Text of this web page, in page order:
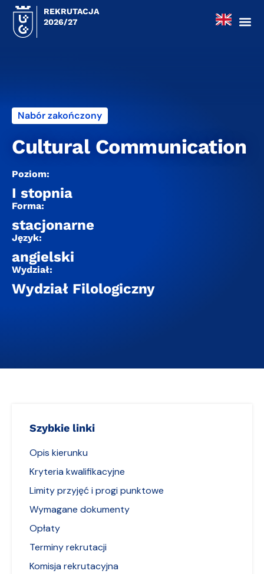
REKRUTACJA
2026/27
Nabór zakończony
Cultural Communication
Poziom:
I stopnia
Forma:
stacjonarne
Język:
angielski
Wydział:
Wydział Filologiczny
Szybkie linki
Opis kierunku
Kryteria kwalifikacyjne
Limity przyjęć i progi punktowe
Wymagane dokumenty
Opłaty
Terminy rekrutacji
Komisja rekrutacyjna